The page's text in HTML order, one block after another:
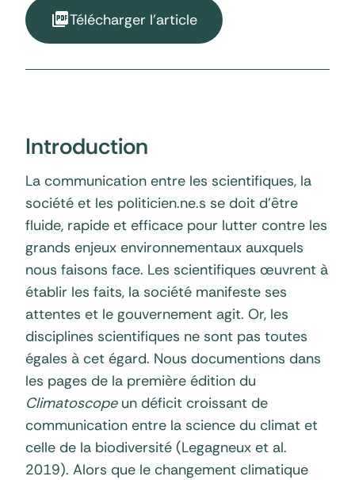
Télécharger l'article
Introduction
La communication entre les scientifiques, la
société et les politicien.ne.s se doit d’être
fluide, rapide et efficace pour lutter contre les
grands enjeux environnementaux auxquels
nous faisons face. Les scientifiques œuvrent à
établir les faits, la société manifeste ses
attentes et le gouvernement agit. Or, les
disciplines scientifiques ne sont pas toutes
égales à cet égard. Nous documentions dans
les pages de la première édition du
Climatoscopeun déficit croissant de
communication entre la science du climat et
celle de la biodiversité (Legagneux et al.
2019). Alors que le changement climatique